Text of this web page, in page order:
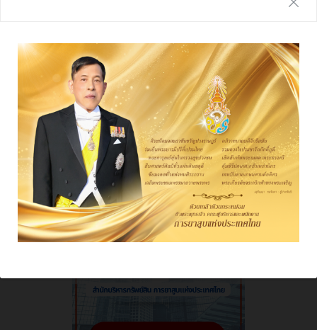
รายงานประจำปี
ผลการดําเนินงาน